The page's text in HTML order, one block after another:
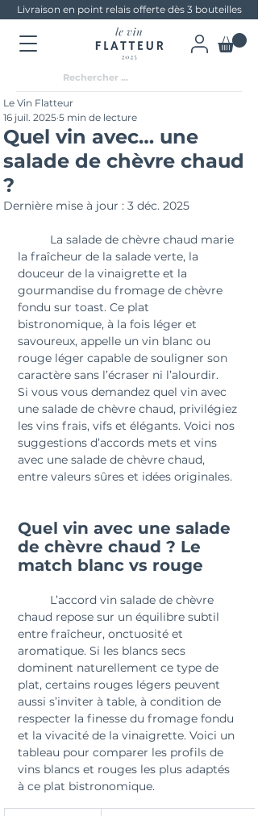
Livraison en point relais offerte dès 3 bouteilles
Quel vin avec… une
salade de chèvre chaud
?
Le Vin Flatteur
16 juil. 2025 5 min de lecture
Dernière mise à jour : 3 déc. 2025
la fraîcheur de la salade verte, la
douceur de la vinaigrette et la
gourmandise du fromage de chèvre
fondu sur toast. Ce plat
bistronomique, à la fois léger et
savoureux, appelle un vin blanc ou
rouge léger capable de souligner son
caractère sans l’écraser ni l’alourdir.
Si vous vous demandez quel vin avec
une salade de chèvre chaud, privilégiez
les vins frais, vifs et élégants. Voici nos
suggestions d’accords mets et vins
avec une salade de chèvre chaud,
entre valeurs sûres et idées originales.
Quel vin avec une salade
de chèvre chaud ? Le
match blanc vs rouge
chaud repose sur un équilibre subtil
entre fraîcheur, onctuosité et
aromatique. Si les blancs secs
dominent naturellement ce type de
plat, certains rouges légers peuvent
aussi s’inviter à table, à condition de
respecter la finesse du fromage fondu
et la vivacité de la vinaigrette. Voici un
tableau pour comparer les profils de
vins blancs et rouges les plus adaptés
à ce plat bistronomique.